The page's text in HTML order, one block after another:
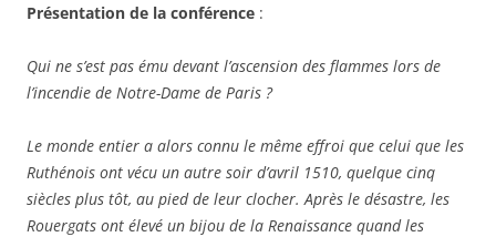
Présentation de la conférence :
Qui ne s’est pas ému devant l’ascension des flammes lors de
l’incendie de Notre-Dame de Paris ?
Le monde entier a alors connu le même effroi que celui que les
Ruthénois ont vécu un autre soir d’avril 1510, quelque cinq
siècles plus tôt, au pied de leur clocher. Après le désastre, les
Rouergats ont élevé un bijou de la Renaissance quand les